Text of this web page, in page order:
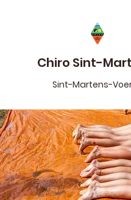
Chiro Sint-
Sint-Martens-